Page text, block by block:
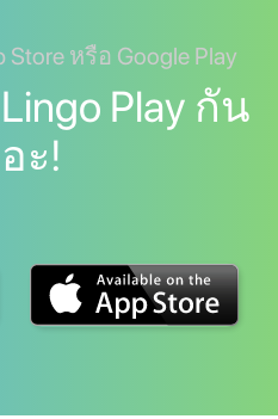
หรือ Google Play
Play กัน
ะ!